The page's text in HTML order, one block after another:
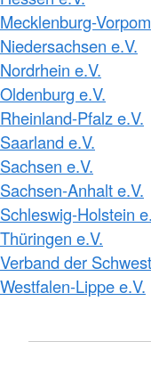
Mecklenburg-
Niedersachsen e.V.
Nordrhein e.V.
Oldenburg e.V.
Rheinland-Pfalz e.V.
Saarland e.V.
Sachsen e.V.
Sachsen-Anhalt e.V.
Schleswig-Holstein
Thüringen e.V.
Verband der
Westfalen-Lippe e.V.